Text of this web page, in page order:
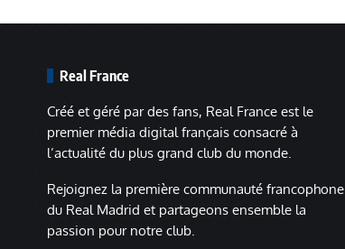
Real France
Créé et géré par des fans, Real France est le
premier média digital français consacré à
l’actualité du plus grand club du monde.
Rejoignez la première communauté francophone
du Real Madrid et partageons ensemble la
passion pour notre club.